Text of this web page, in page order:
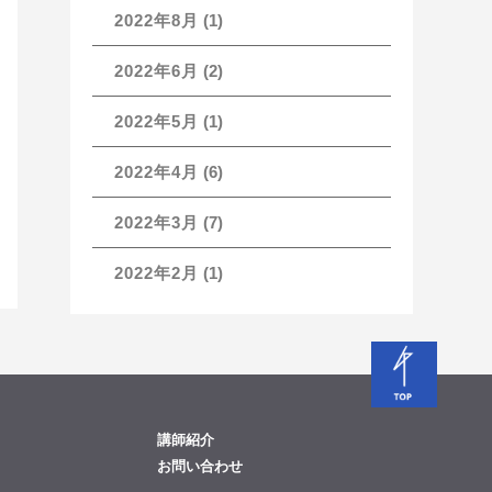
2022年8月 (1)
2022年6月 (2)
2022年5月 (1)
2022年4月 (6)
2022年3月 (7)
2022年2月 (1)
講師紹介
お問い合わせ